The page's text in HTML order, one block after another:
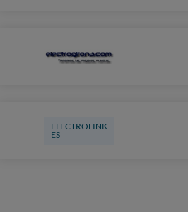
ELECTROLINK
ES